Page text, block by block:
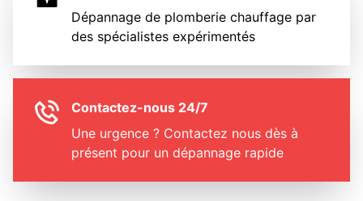
Dépannage de plomberie chauffage par
des spécialistes expérimentés
Contactez-nous 24/7
Une urgence ? Contactez nous dès à
présent pour un dépannage rapide